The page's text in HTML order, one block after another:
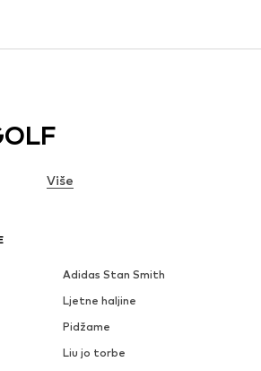
Adidas Stan Smith
Ljetne haljine
Pidžame
Liu jo torbe
Više